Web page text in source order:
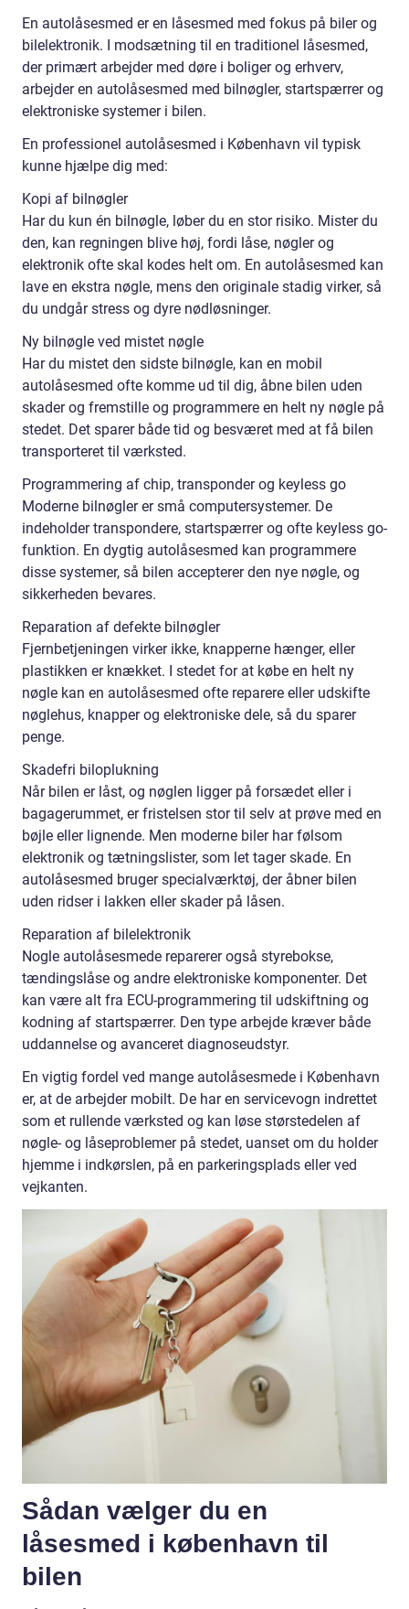
En autolåsesmed er en låsesmed med fokus på biler og
bilelektronik. I modsætning til en traditionel låsesmed,
der primært arbejder med døre i boliger og erhverv,
arbejder en autolåsesmed med bilnøgler, startspærrer og
elektroniske systemer i bilen.
En professionel autolåsesmed i København vil typisk
kunne hjælpe dig med:
Kopi af bilnøgler
Har du kun én bilnøgle, løber du en stor risiko. Mister du
den, kan regningen blive høj, fordi låse, nøgler og
elektronik ofte skal kodes helt om. En autolåsesmed kan
lave en ekstra nøgle, mens den originale stadig virker, så
du undgår stress og dyre nødløsninger.
Ny bilnøgle ved mistet nøgle
Har du mistet den sidste bilnøgle, kan en mobil
autolåsesmed ofte komme ud til dig, åbne bilen uden
skader og fremstille og programmere en helt ny nøgle på
stedet. Det sparer både tid og besværet med at få bilen
transporteret til værksted.
Programmering af chip, transponder og keyless go
Moderne bilnøgler er små computersystemer. De
indeholder transpondere, startspærrer og ofte keyless go-
funktion. En dygtig autolåsesmed kan programmere
disse systemer, så bilen accepterer den nye nøgle, og
sikkerheden bevares.
Reparation af defekte bilnøgler
Fjernbetjeningen virker ikke, knapperne hænger, eller
plastikken er knækket. I stedet for at købe en helt ny
nøgle kan en autolåsesmed ofte reparere eller udskifte
nøglehus, knapper og elektroniske dele, så du sparer
penge.
Skadefri biloplukning
Når bilen er låst, og nøglen ligger på forsædet eller i
bagagerummet, er fristelsen stor til selv at prøve med en
bøjle eller lignende. Men moderne biler har følsom
elektronik og tætningslister, som let tager skade. En
autolåsesmed bruger specialværktøj, der åbner bilen
uden ridser i lakken eller skader på låsen.
Reparation af bilelektronik
Nogle autolåsesmede reparerer også styrebokse,
tændingslåse og andre elektroniske komponenter. Det
kan være alt fra ECU-programmering til udskiftning og
kodning af startspærrer. Den type arbejde kræver både
uddannelse og avanceret diagnoseudstyr.
En vigtig fordel ved mange autolåsesmede i København
er, at de arbejder mobilt. De har en servicevogn indrettet
som et rullende værksted og kan løse størstedelen af
nøgle- og låseproblemer på stedet, uanset om du holder
hjemme i indkørslen, på en parkeringsplads eller ved
vejkanten.
Sådan vælger du en
låsesmed i københavn til
bilen